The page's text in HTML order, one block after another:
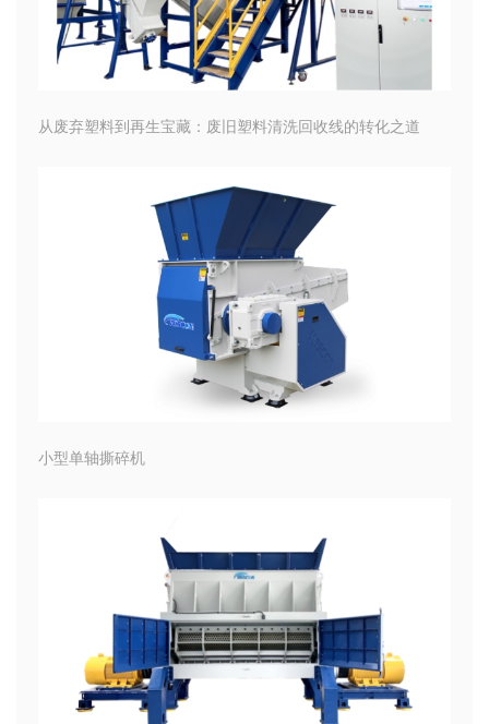
从废弃塑料到再生宝藏：废旧塑料清洗回收线的转化之道
小型单轴撕碎机